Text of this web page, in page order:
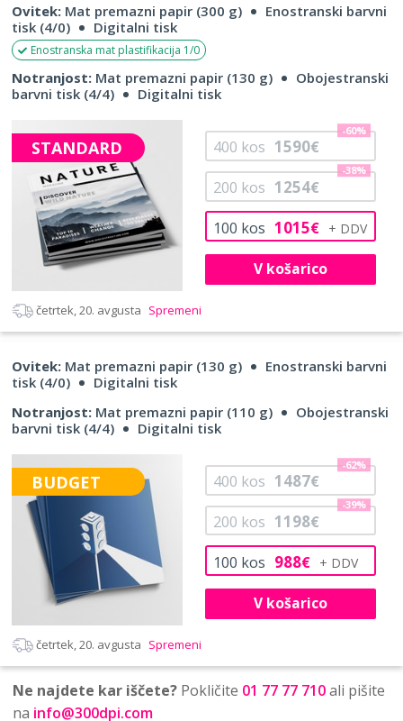
Ovitek: Mat premazni papir (300 g)
Enostranski barvni
tisk (4/0)
Digitalni tisk
Enostranska mat plastifikacija 1/0
Notranjost: Mat premazni papir (130 g)
Obojestranski
barvni tisk (4/4)
Digitalni tisk
STANDARD
100 kos 1015€
200 kos 1254€
-38%
400 kos 1590€
-60%
V košarico
četrtek, 20. avgusta Spremeni
Ovitek: Mat premazni papir (130 g)
Enostranski barvni
tisk (4/0)
Digitalni tisk
Notranjost: Mat premazni papir (110 g)
Obojestranski
barvni tisk (4/4)
Digitalni tisk
BUDGET
100 kos 988€
200 kos 1198€
-39%
400 kos 1487€
-62%
V košarico
četrtek, 20. avgusta Spremeni
Ne najdete kar iščete? Pokličite 01 77 77 710ali pišite
na info@300dpi.com